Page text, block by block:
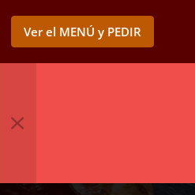
Ver el MENÚ y PEDIR